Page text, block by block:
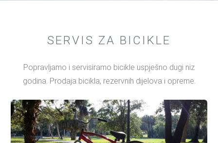
SERVIS ZA BICIKLE
Popravljamo i servisiramo bicikle uspješno dugi niz
godina. Prodaja bicikla, rezervnih dijelova i opreme.